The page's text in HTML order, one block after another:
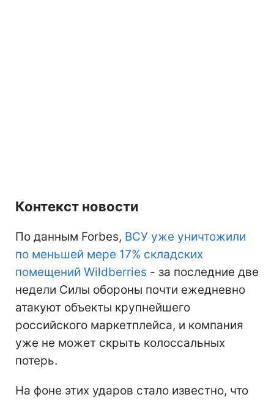
Контекст новости
По данным Forbes, ВСУ уже уничтожили
по меньшей мере 17% складских
помещений Wildberries - за последние две
недели Силы обороны почти ежедневно
атакуют объекты крупнейшего
российского маркетплейса, и компания
уже не может скрыть колоссальных
потерь.
На фоне этих ударов стало известно, что